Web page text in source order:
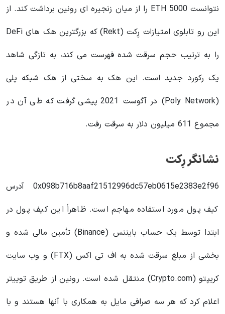
نتوانست 5000 ETH را از میان زنجیره ای رونین برداشت کند. از
این رو تابلوی امتیازات رِکت (Rekt) که بزرگترین هک های DeFi
را به ترتیب حجم سرقت شده فهرست می کند، به تازگی شاهد
یک رکورد جدید است. این هک به سختی از هک شبکه پلی
(Poly Network) در آگوست 2021 پیشی گرفت که طی آن در
مجموع 611 میلیون دلار به سرقت رفت.
نشانگر رِکت
0x098b716b8aaf21512996dc57eb0615e2383e2f96 آدرس
کیف پول مورد استفاده مهاجم است. ظاهراً این کیف پول در
ابتدا توسط یک حساب بایننس (Binance) تأمین مالی شده و
بخشی از مبلغ سرقت شده به اف تی اکس (FTX) و وب سایت
کریپتو (Crypto.com) منتقل شده است. رونین از طریق توییتر
اعلام کرد که هر سه صرافی مایل به همکاری با آنها هستند و با